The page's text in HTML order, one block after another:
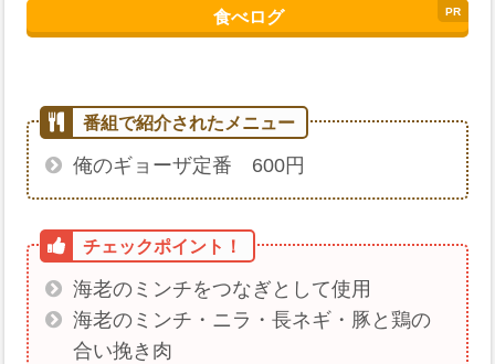
食べログ
俺のギョーザ定番 600円
海老のミンチをつなぎとして使用
海老のミンチ・ニラ・長ネギ・豚と鶏の
合い挽き肉